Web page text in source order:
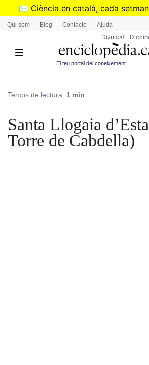
Vés
✉️ Ciència en català, cada
➜Subscriu-te al butlletí de
Qui som Blog Contacte Ajuda
Divulcat
El teu portal del coneixement
Temps de lectura: 1 min
Santa Llogaia
Torre de Cabdella)